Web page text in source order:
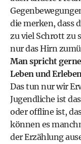
die merken, dass
zu viel Schrott zu
nur das Hirn
Man spricht
Leben und
Das tun nur wir
Jugendliche ist
oder offline ist,
können es
der Erzählung